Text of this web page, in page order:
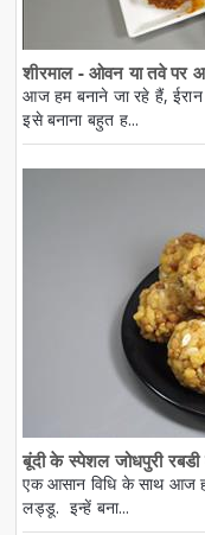
शीरमाल - ओवन या तवे पर
आज हम बनाने जा रहे हैं,
इसे बनाना बहुत ह...
बूंदी के स्पेशल जोधपुरी
एक आसान विधि के साथ आज
लड्डू. इन्हें बना...